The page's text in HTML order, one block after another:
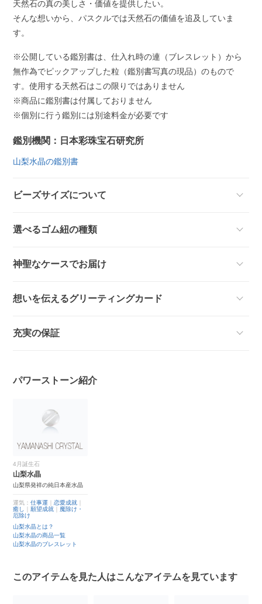
天然石の真の美しさ・価値を提供したい。
そんな想いから、パスクルでは天然石の価値を追及していま
す。
※公開している鑑別書は、仕入れ時の連（ブレスレット）から
無作為でピックアップした粒（鑑別書写真の現品）のもので
す。使用する天然石はこの限りではありません
※商品に鑑別書は付属しておりません
※個別に行う鑑別には別途料金が必要です
鑑別機関：日本彩珠宝石研究所
山梨水晶の鑑別書
ビーズサイズについて
選べるゴム紐の種類
神聖なケースでお届け
想いを伝えるグリーティングカード
充実の保証
パワーストーン紹介
4月誕生石
山梨水晶
山梨県発祥の純日本産水晶
運気：仕事運 ｜恋愛成就
癒し
願望成就
魔除け・
厄除け
山梨水晶とは？
山梨水晶の商品一覧
山梨水晶のブレスレット
このアイテムを見た人はこんなアイテムを見ています